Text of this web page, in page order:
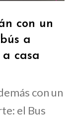
con un
a
casa
con un
el Bus